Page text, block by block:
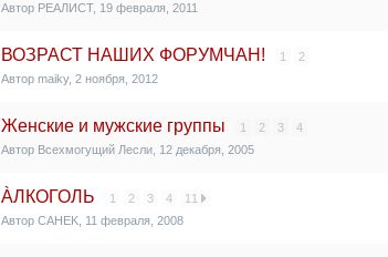
Автор РЕАЛИСТ, 19 февраля, 2011
ВОЗРАСТ НАШИХ ФОРУМЧАН! 1
2
Автор maiky, 2 ноября, 2012
Женские и мужские группы 1 2 3
4
Автор Всехмогущий Лесли 12 декабря, 2005
ÀЛКОГОЛЬ 1 2 3 4
11
Автор CAHEK 11 февраля, 2008